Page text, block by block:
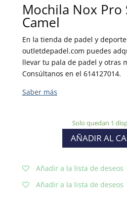
Mochila Nox Pro
Camel
En la tienda de padel y
outletdepadel.com puedes
llevar tu pala de padel y otras
Consúltanos en el 614127014.
Solo quedan 1
AÑADIR AL
Añadir a la lista de deseos
Añadir a la lista de deseos